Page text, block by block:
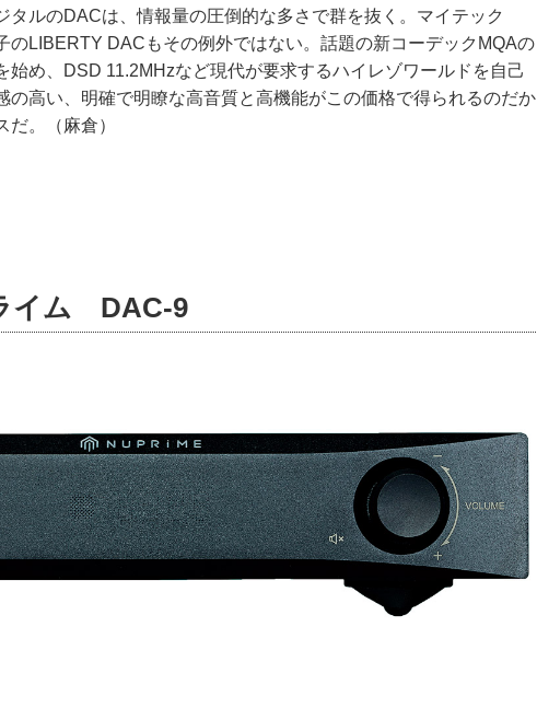
タルのDACは、情報量の圧倒的な多さで群を抜く。マイテック
のLIBERTY DACもその例外ではない。話題の新コーデックMQAの
始め、DSD 11.2MHzなど現代が要求するハイレゾワールドを自己
の高い、明確で明瞭な高音質と高機能がこの価格で得られるのだか
。（麻倉）
イム DAC-9